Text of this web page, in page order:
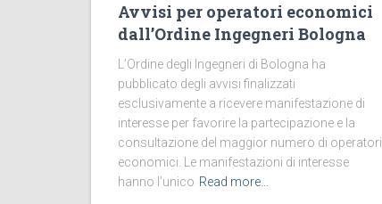
Avvisi per operatori economici
dall’Ordine Ingegneri Bologna
L’Ordine degli Ingegneri di Bologna ha
pubblicato degli avvisi finalizzati
esclusivamente a ricevere manifestazione di
interesse per favorire la partecipazione e la
consultazione del maggior numero di operatori
economici. Le manifestazioni di interesse
hanno l’unico Read more…